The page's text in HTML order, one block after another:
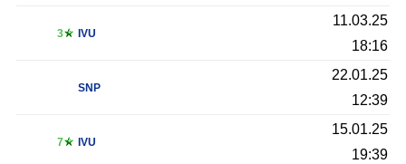
3 IVU
11.03.25
18:16
SNP
22.01.25
12:39
7 IVU
15.01.25
19:39